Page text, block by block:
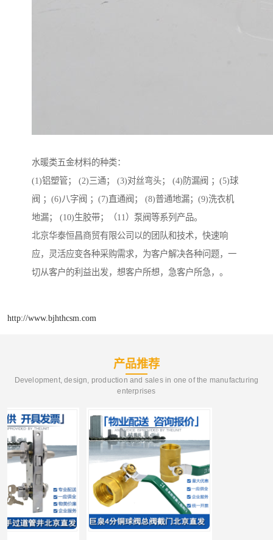
水暖类五金材料的种类：
(1)铝塑管； (2)三通； (3)对丝弯头； (4)防漏阀 ；(5)球
阀 ；(6)八字阀 ；(7)直通阀； (8)普通地漏；(9)洗衣机
地漏； (10)生胶带；（11）泵阀等系列产品。
北京华泰恒昌商贸有限公司以的团队和技术，快速响
应，灵活应变各种采购需求，为客户解决各种问题，一
切从客户的利益出发，想客户所想，急客户所急，。
http://www.bjhthcsm.com
产品推荐
Development, design, production and sales in one of the manufacturing
enterprises